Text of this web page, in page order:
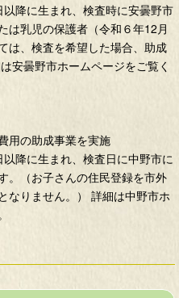
降に生まれ、検査時に安曇野市
は乳児の保護者（令和６年12月
は、検査を希望した場合、助成
安曇野市ホームページをご覧く
用の助成事業を実施
降に生まれ、検査日に中野市に
。（お子さんの住民登録を市外
なりません。） 詳細は中野市ホ